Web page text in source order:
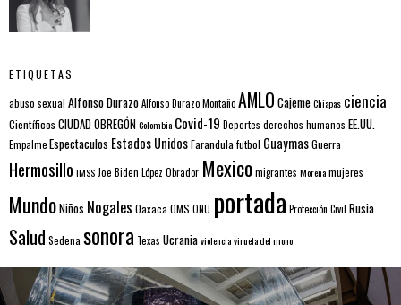
ETIQUETAS
abuso sexual Alfonso DurazoAlfonso Durazo MontañoAMLO CajemeChiapas ciencia
Científicos CIUDAD OBREGÓNColombia Covid-19 Deportes derechos humanos EE.UU.
EmpalmeEspectaculos Estados UnidosFarandula futbol GuaymasGuerra
Hermosillo IMSS Joe Biden López Obrador Mexicomigrantes Morenamujeres
MundoNiños Nogales Oaxaca OMS ONU portada Protección Civil Rusia
Salud Sedena sonora Texas Ucraniaviolenciaviruela del mono